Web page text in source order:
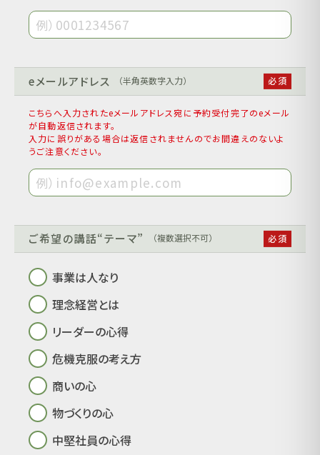
eメールアドレス （半角英数字入力）
こちらへ入力されたeメールアドレス宛に予約受付完了のeメール
が自動返信されます。
入力に誤りがある場合は返信されませんのでお間違えのないよ
うご注意ください。
ご希望の講話“テーマ” （複数選択不可）
事業は人なり
理念経営とは
リーダーの心得
危機克服の考え方
商いの心
物づくりの心
中堅社員の心得